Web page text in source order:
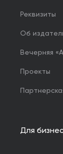
Реквизиты
Об
Вечерняя
Проекты
Для